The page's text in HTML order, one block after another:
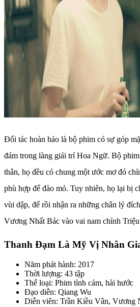
Đối tác hoàn hảo là bộ phim có sự góp
đám trong làng giải trí Hoa Ngữ. Bộ
thân, họ đều có chung một ước mơ đó
phù hợp để đào mỏ. Tuy nhiên, họ lại bị
vùi dập, để rồi nhận ra những chân lý
Vương Nhất Bác vào vai nam chính
Thanh Đạm Là Mỹ Vị Nhân
Năm phát hành: 2017
Thời lượng: 43 tập
Thể loại: Phim tình cảm, hài hước
Đạo diễn: Qiang Wu
Diễn viên: Trần Kiều Vân,